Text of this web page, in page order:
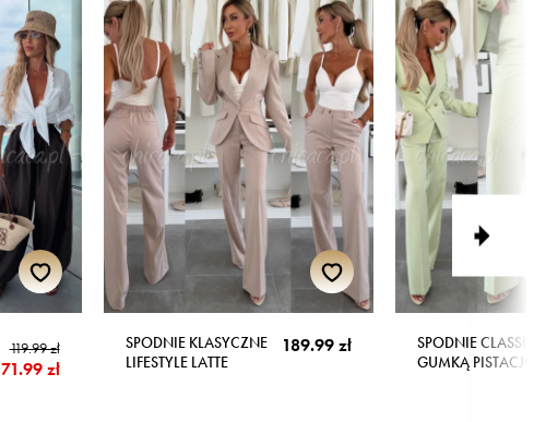
119.99 zł
71.99 zł
SPODNIE KLASYCZNE
LIFESTYLE LATTE
189.99 zł
SPODNIE
GUMKĄ